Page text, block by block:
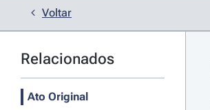
Voltar
Relacionados
Ato Original